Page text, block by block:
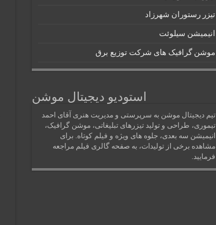
تیزر رستوران شهرزاد
انیمیشن سیلوئت
موشن گرافیک های شرکت توزیع برق
استودیو دیجیتال موشن
تیم دیجیتال موشن به سرپرستی و مدیریت هنری آقای احمد
تیموری، طراحی و تولید تیزرهای تبلیغاتی، موشن گرافیک،
انیمیشن سه بعدی، جلوه های ویژه و فیلم کوتاه. برای
مشاهده برخی از تولیدات، به صفحه گالری فیلم مراجعه
فرمایید.